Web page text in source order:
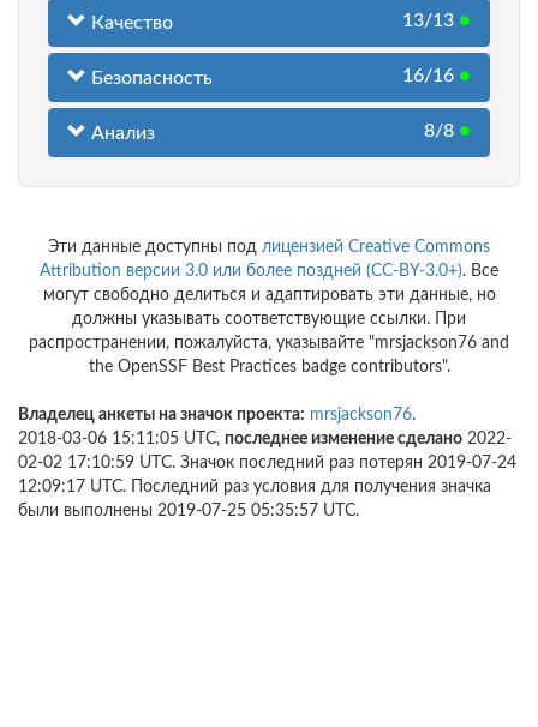
Качество 13/13 ●
Безопасность 16/16 ●
Анализ 8/8 ●
Эти данные доступны под лицензией Creative Commons
Attribution версии 3.0 или более поздней (CC-BY-3.0+). Все
могут свободно делиться и адаптировать эти данные, но
должны указывать соответствующие ссылки. При
распространении, пожалуйста, указывайте "mrsjackson76 and
the OpenSSF Best Practices badge contributors".
Владелец анкеты на значок проекта: mrsjackson76.
2018-03-06 15:11:05 UTC, последнее изменение сделано 2022-
02-02 17:10:59 UTC. Значок последний раз потерян 2019-07-24
12:09:17 UTC. Последний раз условия для получения значка
были выполнены 2019-07-25 05:35:57 UTC.